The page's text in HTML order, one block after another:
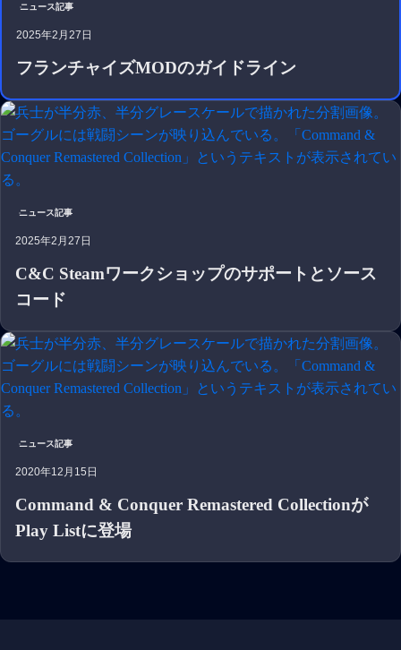
ニュース記事
2025年2月27日
フランチャイズMODのガイドライン
ニュース記事
2025年2月27日
C&C Steamワークショップのサポートとソース
コード
ニュース記事
2020年12月15日
Command & Conquer Remastered Collectionが
Play Listに登場